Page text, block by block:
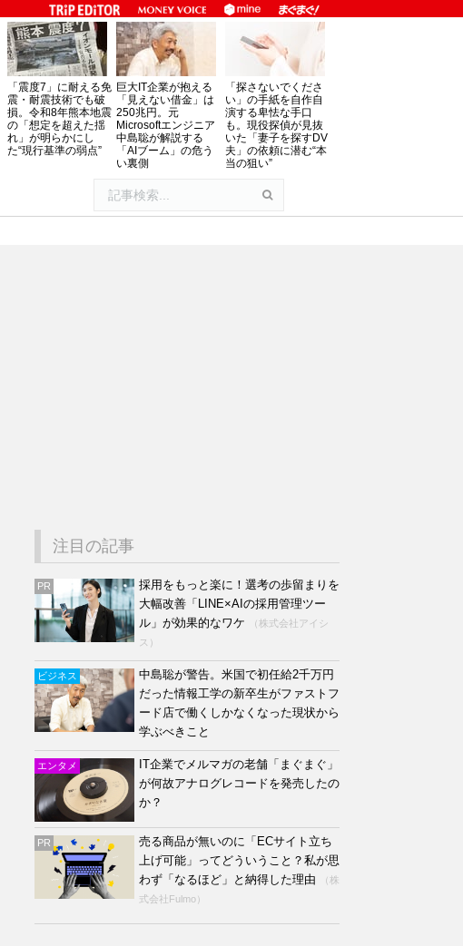
「震度7」に耐える免
震・耐震技術でも破
損。令和8年熊本地震
の「想定を超えた揺
れ」が明らかにし
た“現行基準の弱点”
巨大IT企業が抱える
「見えない借金」は
250兆円。元
Microsoftエンジニア
中島聡が解説する
「AIブーム」の危う
い裏側
「探さないでくださ
い」の手紙を自作自
演する卑怯な手口
も。現役探偵が見抜
いた「妻子を探すDV
夫」の依頼に潜む“本
当の狙い”
注目の記事
PR
採用をもっと楽に！選考の歩留まりを
大幅改善「LINE×AIの採用管理ツー
ル」が効果的なワケ
（株式会社アイシ
ス）
ビジネス
中島聡が警告。米国で初任給2千万円
だった情報工学の新卒生がファストフ
ード店で働くしかなくなった現状から
学ぶべきこと
エンタメ
IT企業でメルマガの老舗「まぐまぐ」
が何故アナログレコードを発売したの
か？
PR
売る商品が無いのに「ECサイト立ち
上げ可能」ってどういうこと？私が思
わず「なるほど」と納得した理由
（株
式会社Fulmo）